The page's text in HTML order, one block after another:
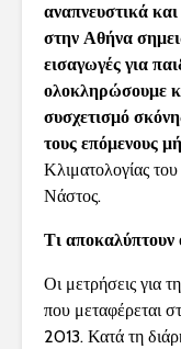
αναπνευστικά
στην Αθήνα
εισαγωγές για
ολοκληρώσουμε
συσχετισμό
τους επόμενους
Κλιματολογίας
Νάστος.
Τι αποκαλύπτουν
Οι μετρήσεις για
που μεταφέρεται
2013. Κατά τη